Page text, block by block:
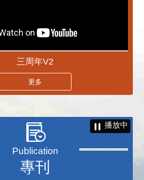
三周年V2
更多
專刊
播放中